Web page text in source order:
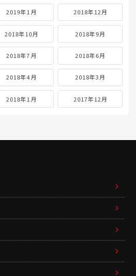
2019年1月 2018年12月
2018年10月 2018年9月
2018年7月 2018年6月
2018年4月 2018年3月
2018年1月 2017年12月